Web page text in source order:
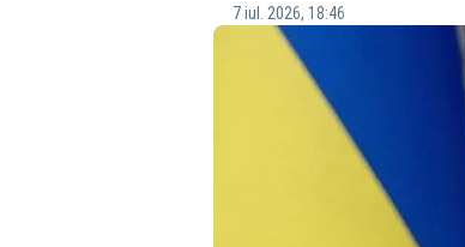
7 iul. 2026, 18:46